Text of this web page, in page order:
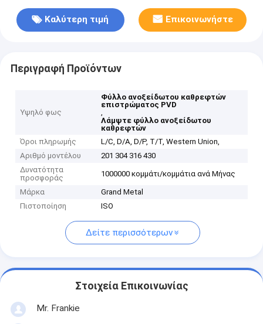
Καλύτερη τιμή Επικοινωνήστε
Περιγραφή Προϊόντων
Υψηλό φως
Φύλλο ανοξείδωτου καθρεφτών
επιστρώματος PVD
,
Λάμψτε φύλλο ανοξείδωτου
καθρεφτών
Όροι πληρωμής
L/C, D/A, D/P, T/T, Western Union,
Αριθμό μοντέλου
201 304 316 430
Δυνατότητα
προσφοράς
1000000 κομμάτι/κομμάτια ανά Μήνας
Μάρκα
Grand Metal
Πιστοποίηση
ISO
Δείτε περισσότερων
Στοιχεία Επικοινωνίας
Mr. Frankie